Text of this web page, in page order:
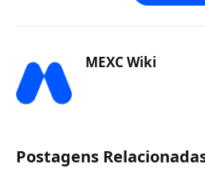
MEXC Wiki
Postagens